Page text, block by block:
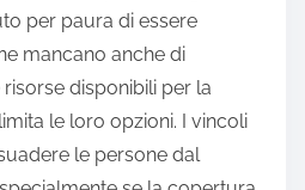
per paura di essere
mancano anche di
disponibili per la
le loro opzioni. I vincoli
le persone dal